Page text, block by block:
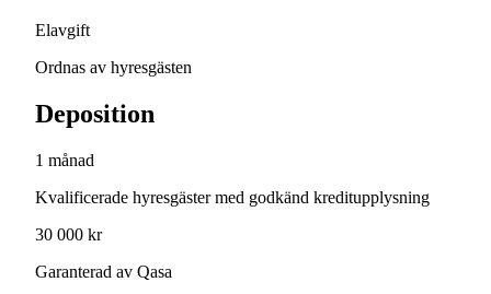
Elavgift
Ordnas av hyresgästen
Deposition
1 månad
Kvalificerade hyresgäster med godkänd kreditupplysning
30 000 kr
Garanterad av Qasa